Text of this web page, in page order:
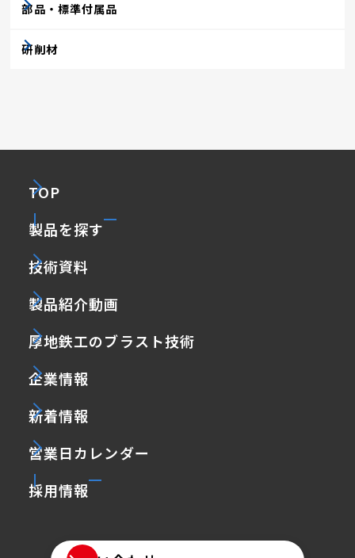
部品・標準付属品
研削材
TOP
製品を探す
技術資料
製品紹介動画
厚地鉄工のブラスト技術
企業情報
新着情報
営業日カレンダー
採用情報